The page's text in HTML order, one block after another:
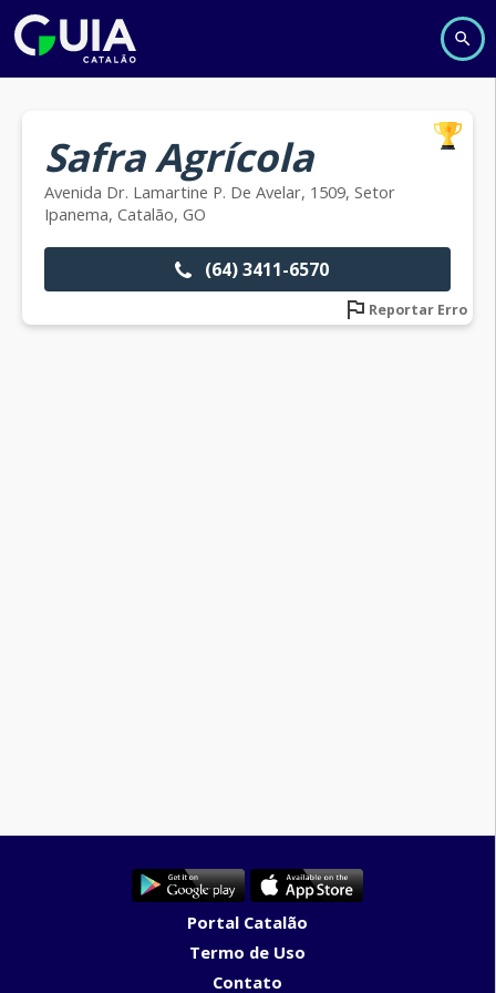
Safra Agrícola
Avenida Dr. Lamartine P. De Avelar, 1509, Setor
Ipanema, Catalão, GO
(64) 3411-6570
Reportar Erro
Portal Catalão
Termo de Uso
Contato